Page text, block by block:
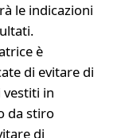
le indicazioni
è
di evitare di
in
da stiro
di